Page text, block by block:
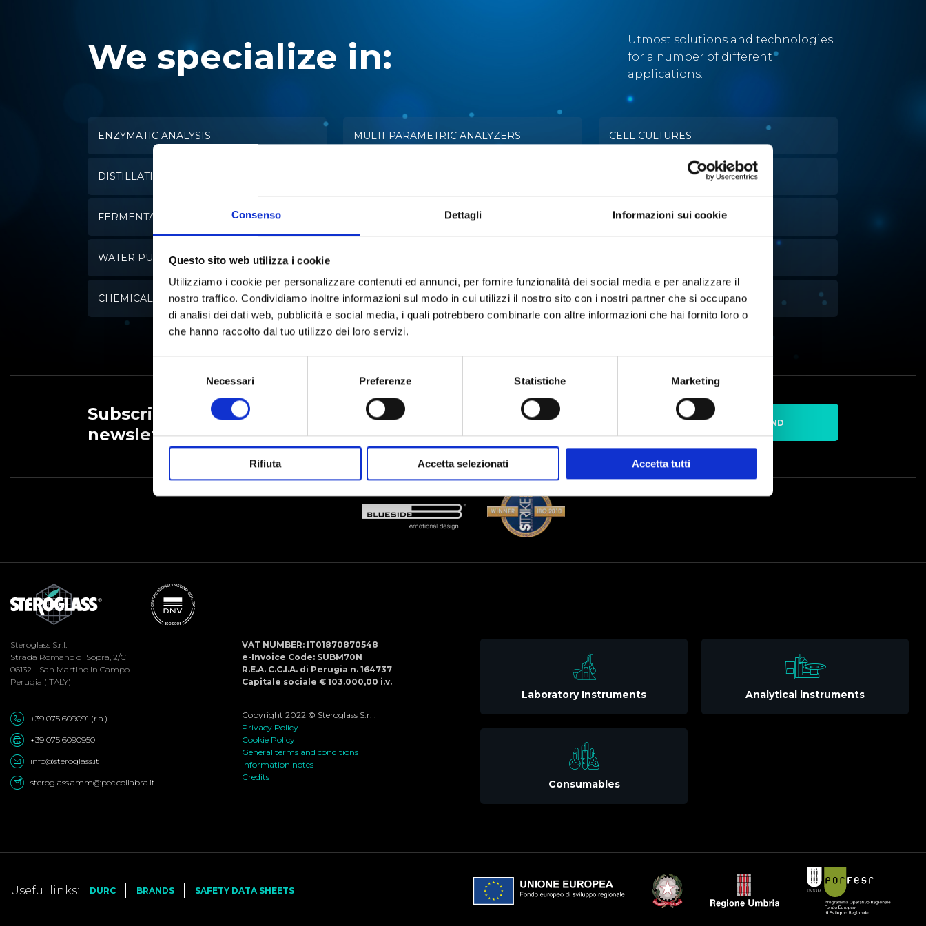
Consenso Dettagli Informazioni sui cookie
Questo sito web utilizza i cookie
Utilizziamo i cookie per personalizzare contenuti ed annunci, per fornire funzionalità dei social media e per analizzare il
nostro traffico. Condividiamo inoltre informazioni sul modo in cui utilizzi il nostro sito con i nostri partner che si occupano
di analisi dei dati web, pubblicità e social media, i quali potrebbero combinarle con altre informazioni che hai fornito loro o
che hanno raccolto dal tuo utilizzo dei loro servizi.
del
Necessari Preferenze Statistiche Marketing
Rifiuta Accetta selezionati Accetta tutti
We specialize in:
Utmost solutions and technologies
for a number of different
applications.
ENZYMATIC ANALYSIS MULTI-PARAMETRIC ANALYZERS CELL CULTURES
DISTILLATION
FERMENTATION LIQUID HANDLING
WATER PURIFICATION
CHEMICAL SYNTHESIS TARTARIC STABILITY IN WINE AUTOMATIC TITRATION
Subscribe to our
newsletter
I agree to the processing of personal data after reading the data processing policy
SEND
Menu
Steroglass S.r.l.
Strada Romano di Sopra, 2/C
06132 - San Martino in Campo
Perugia (ITALY)
+39 075 609091 (r.a.)
+39 075 6090950
info@steroglass.it
steroglass.amm@pec.collabra.it
VAT NUMBER: IT01870870548
e-Invoice Code: SUBM70N
R.E.A. C.C.I.A. di Perugia n. 164737
Capitale sociale € 103.000,00 i.v.
Copyright 2022 © Steroglass S.r.l.
Privacy Policy
Cookie Policy
General terms and conditions
Information notes
Credits
Laboratory Instruments Analytical instruments
Consumables
Useful links: DURC BRANDS SAFETY DATA SHEETS